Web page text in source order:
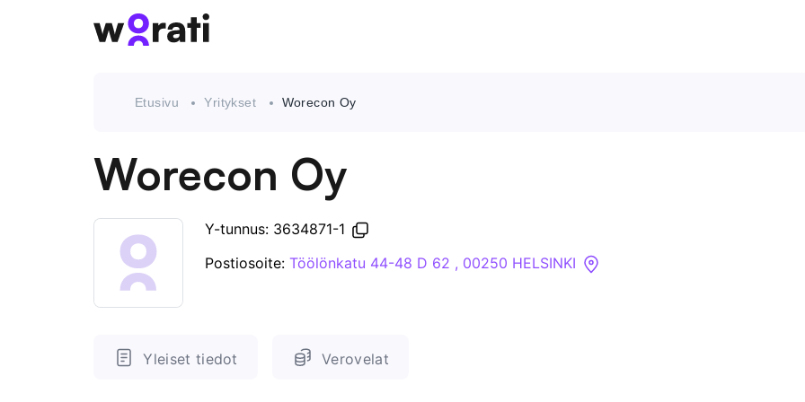
Yritykset
Etusivu Yritykset Worecon Oy
Worecon Oy
Y-tunnus: 3634871-1
Postiosoite: Töölönkatu 44-48 D 62 , 00250 HELSINKI
Yleiset tiedot Verovelat